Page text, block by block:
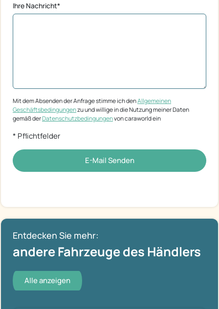
Ihre Nachricht*
Mit dem Absenden der Anfrage stimme ich denAllgemeinen
Geschäftsbedingungenzu und willige in die Nutzung meiner Daten
gemäß derDatenschutzbedingungenvon caraworld ein
* Pflichtfelder
E-Mail Senden
Entdecken Sie mehr:
andere Fahrzeuge des Händlers
Alle anzeigen